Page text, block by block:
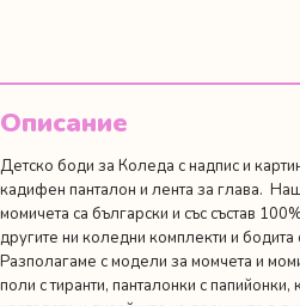
глава
и
коледно
боди
Описание
Детско боди за Коледа с надпис и
кадифен панталон и лента за глава.
момичета са български и със състав
другите ни коледни комплекти и бодита
Разполагаме с модели за момчета и
поли с тиранти, панталонки с